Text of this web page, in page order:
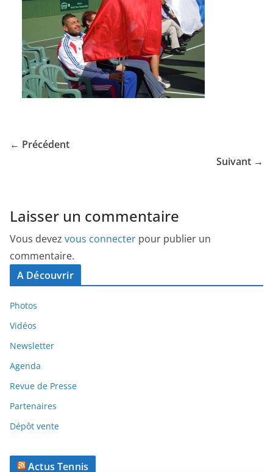
← Précédent
Suivant →
Laisser un commentaire
Vous devez vous connecter pour publier un
commentaire.
A Découvrir
Photos
Vidéos
Newsletter
Agenda
Revue de Presse
Partenaires
Dépôt vente
Actus Tennis